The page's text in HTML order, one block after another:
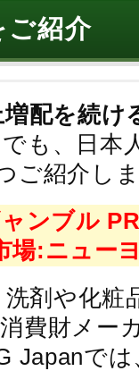
ご紹介
配を続け
も、日本
ご紹介し
ンブル
場:ニュー
剤や化粧
費財メー
Japanで